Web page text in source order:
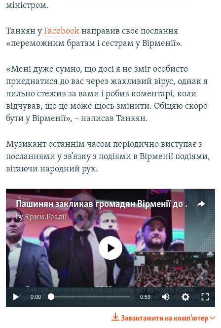
міністром.
Танкян у Facebook направив своє послання
«переможним братам і сестрам у Вірменії».
«Мені дуже сумно, що досі я не зміг особисто
приєднатися до вас через жахливий вірус, однак я
пильно стежив за вами і робив коментарі, коли
відчував, що це може щось змінити. Обіцяю скоро
бути у Вірменії», – написав Танкян.
Музикант останнім часом періодично виступає з
посланнями у зв’язку з подіями в Вірменії подіями,
вітаючи народний рух.
Пашинян закликав громадян Вірменії до загального страйку (відео)
byКрим.Реалії
No media source currently available
0:00 0:59
Завантажити на комп'ютер